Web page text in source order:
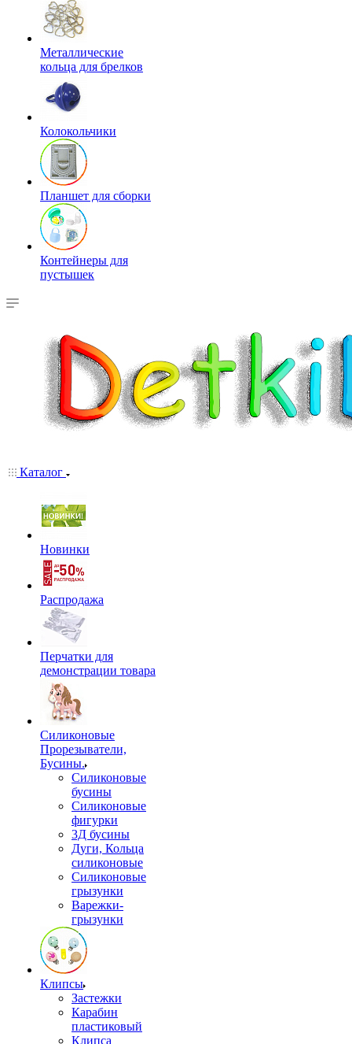
Металлические
кольца для брелков
Колокольчики
Планшет для сборки
Контейнеры для
пустышек
Каталог
Новинки
Распродажа
Перчатки для
демонстрации товара
Силиконовые
Прорезыватели,
Бусины.
Силиконовые
бусины
Силиконовые
фигурки
3Д бусины
Дуги, Кольца
силиконовые
Силиконовые
грызунки
Варежки-
грызунки
Клипсы
Застежки
Карабин
пластиковый
Клипса